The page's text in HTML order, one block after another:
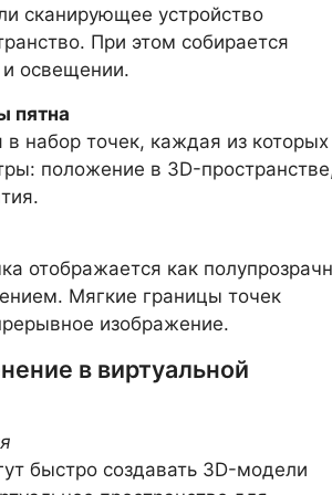
сканирующее устройство
При этом собирается
освещении.
пятна
набор точек, каждая из которых
положение в 3D-
отображается как
Мягкие границы точек
изображение.
в виртуальной
быстро создавать 3D-модели